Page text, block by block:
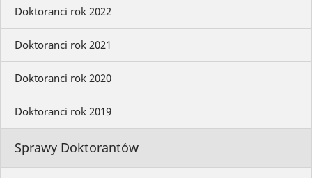
Doktoranci rok 2022
Doktoranci rok 2021
Doktoranci rok 2020
Doktoranci rok 2019
Sprawy Doktorantów